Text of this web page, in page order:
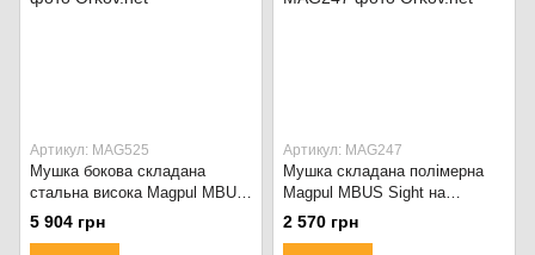
Артикул: MAG525
Мушка бокова складана
стальна висока Magpul MBUS
Pro на Picatinny MAG525
5 904 грн
Артикул: MAG247
Мушка складана полімерна
Magpul MBUS Sight на
Picatinny MAG247FDE Flat
Dark Earth
2 570 грн